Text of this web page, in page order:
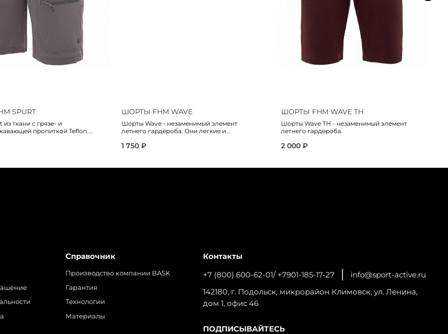
SPURT
ткани с грязе- и
пропиткой Teflon....
ШОРТЫ FHM WAVE
Шорты Wave - незаменимый элемент
летнего гардероба. Они легкие и...
1 750 ₽
ШОРТЫ FHM WAVE TH
Шорты Wave TH - незаменимый элемент
летнего гардероба.
2 000 ₽
Справочник
Производство компании BASK
Гарантия
Технологии
Материалы
Контакты
+7 (800) 600-62-01/ +7901-185-17-27
info@sport-active.ru
142180, г. Подольск, микрорайон Климовск, ул. Ленина,
дом 1, офис 46
ПОДПИСЫВАЙТЕСЬ